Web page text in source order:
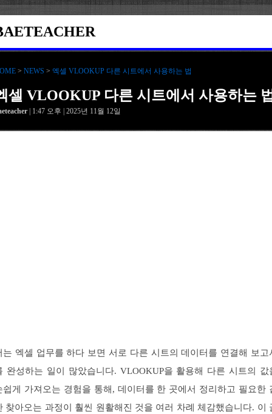
> NEWS > 엑셀 VLOOKUP 다른 시트에서 사용하는 법
셀 VLOOKUP 다른 시트에서 사용하는
| 1:47 오후 | 2025년 11월 12일
는 엑셀 업무를 하다 보면 서로 다른 시트의 데이터를 연결해 보고
완성하는 일이 많았습니다. VLOOKUP을 활용해 다른 시트의 값
쉽게 가져오는 경험을 통해, 데이터를 한 곳에서 정리하고 필요한
찾아오는 과정이 훨씬 원활해진 것을 여러 차례 체감했습니다. 이